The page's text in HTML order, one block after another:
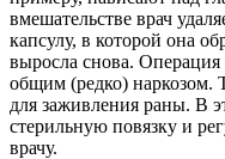
вмешательстве врач
капсулу, в которой она
выросла снова.
общим (редко) наркозом.
для заживления раны. В
стерильную повязку и
врачу.